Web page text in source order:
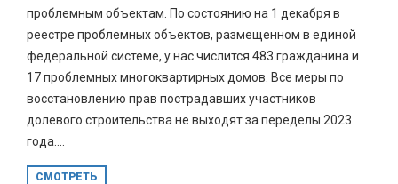
проблемным объектам. По состоянию на 1 декабря в
реестре проблемных объектов, размещенном в единой
федеральной системе, у нас числится 483 гражданина и
17 проблемных многоквартирных домов. Все меры по
восстановлению прав пострадавших участников
долевого строительства не выходят за переделы 2023
года....
СМОТРЕТЬ